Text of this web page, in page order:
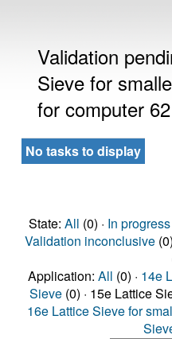
Validation
Sieve for
for computer
No tasks to display
State: All (0) · In progress
Validation inconclusive
Application: All (0) · 14e
Sieve (0) · 15e Lattice
16e Lattice Sieve for